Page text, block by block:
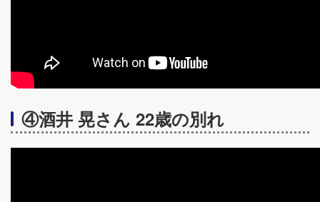
④酒井 晃さん 22歳の別れ